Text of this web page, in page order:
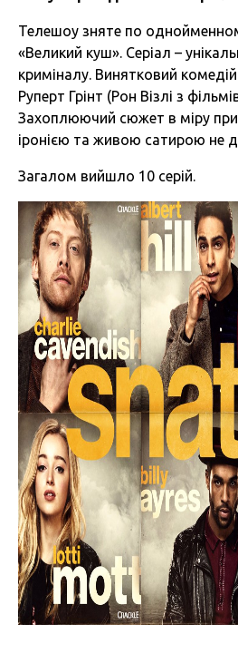
Телешоу зняте по
«Великий куш». Серіал –
криміналу. Винятковий
Руперт Грінт (Рон Візлі з
Захоплюючий сюжет в міру
іронією та живою сатирою не
Загалом вийшло 10 серій.